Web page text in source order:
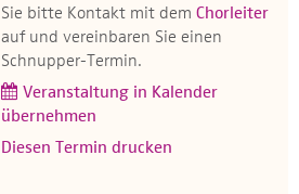
Sie bitte Kontakt mit dem Chorleiter
auf und vereinbaren Sie einen
Schnupper-Termin.
Veranstaltung in Kalender
übernehmen
Diesen Termin drucken